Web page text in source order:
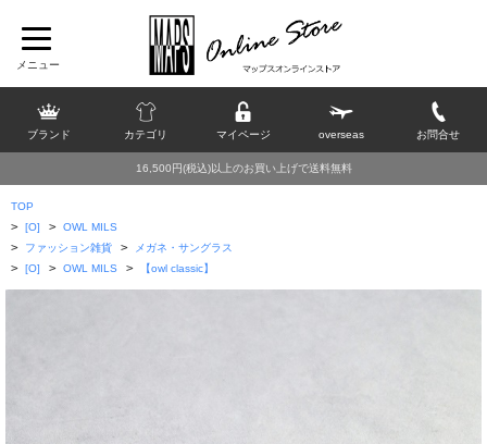
ブランド カテゴリ マイページ overseas お問合せ
16,500円(税込)以上のお買い上げで送料無料
TOP
> [O] > OWL MILS
> ファッション雑貨 > メガネ・サングラス
> [O] > OWL MILS > 【owl classic】